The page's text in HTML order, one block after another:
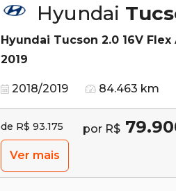
Hyundai
Hyundai Tucson 2.0 16V Flex
2019
2018/2019 84.463 km
de R$ 93.175 por R$
Ver mais